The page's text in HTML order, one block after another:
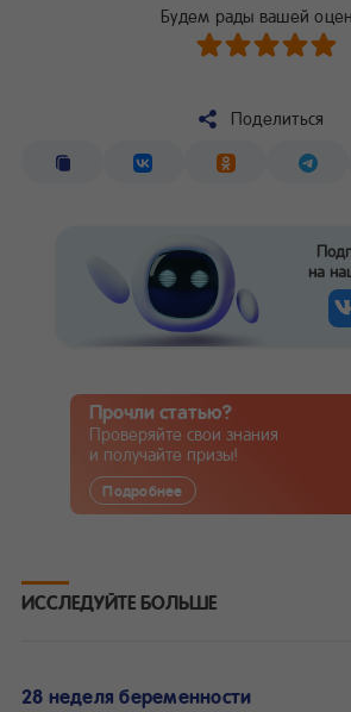
Будем рады вашей
Поделиться
на
Прочли статью?
Проверяйте свои знания
и получайте призы!
Подробнее
ИССЛЕДУЙТЕ БОЛЬШЕ
28 неделя беременности